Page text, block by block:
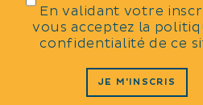
En validant votre
vous acceptez la
confidentialité de ce
JE M'INSCRIS